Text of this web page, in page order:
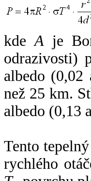
kdeA je
odrazivosti)
albedo (0,02
než 25 km.
albedo (0,13
Tento
rychlého